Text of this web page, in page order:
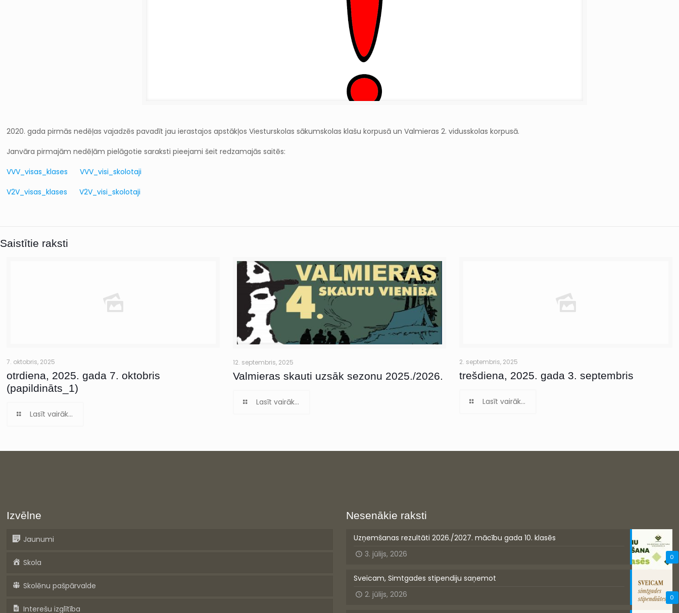
2020. gada pirmās nedēļas vajadzēs pavadīt jau ierastajos apstākļos Viesturskolas sākumskolas klašu korpusā un Valmieras 2. vidusskolas korpusā.
Janvāra pirmajām nedēļām pielāgotie saraksti pieejami šeit redzamajās saitēs:
VVV_visas_klases
VVV_visi_skolotaji
V2V_visas_klases
V2V_visi_skolotaji
Saistītie raksti
7. oktobris, 2025
otrdiena, 2025. gada 7. oktobris
(papildināts_1)
Lasīt vairāk...
12. septembris, 2025
Valmieras skauti uzsāk sezonu 2025./2026.
Lasīt vairāk...
2. septembris, 2025
trešdiena, 2025. gada 3. septembris
Lasīt vairāk...
Izvēlne
Jaunumi
Skola
Skolēnu pašpārvalde
Interešu izglītība
Nesenākie raksti
0
Uzņemšanas rezultāti 2026./2027. mācību gada 10. klasēs
3. jūlijs, 2026
0
Sveicam, Simtgades stipendiju saņemot
2. jūlijs, 2026